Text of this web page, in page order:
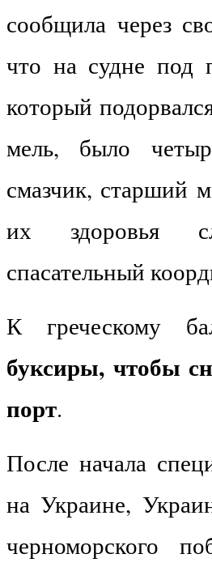
сообщила через
что на судне под
который
мель, было
смазчик, старший
их здоровья
спасательный
К греческому
буксиры, чтобы
порт.
После начала
на Украине,
черноморского